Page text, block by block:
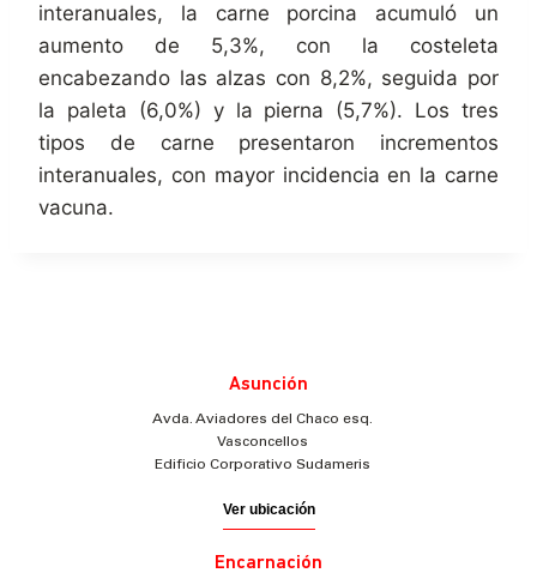
interanuales, la carne porcina acumuló un
aumento de 5,3%, con la costeleta
encabezando las alzas con 8,2%, seguida por
la paleta (6,0%) y la pierna (5,7%). Los tres
tipos de carne presentaron incrementos
interanuales, con mayor incidencia en la carne
vacuna.
Asunción
Avda. Aviadores del Chaco esq.
Vasconcellos
Edificio Corporativo Sudameris
Ver ubicación
Encarnación